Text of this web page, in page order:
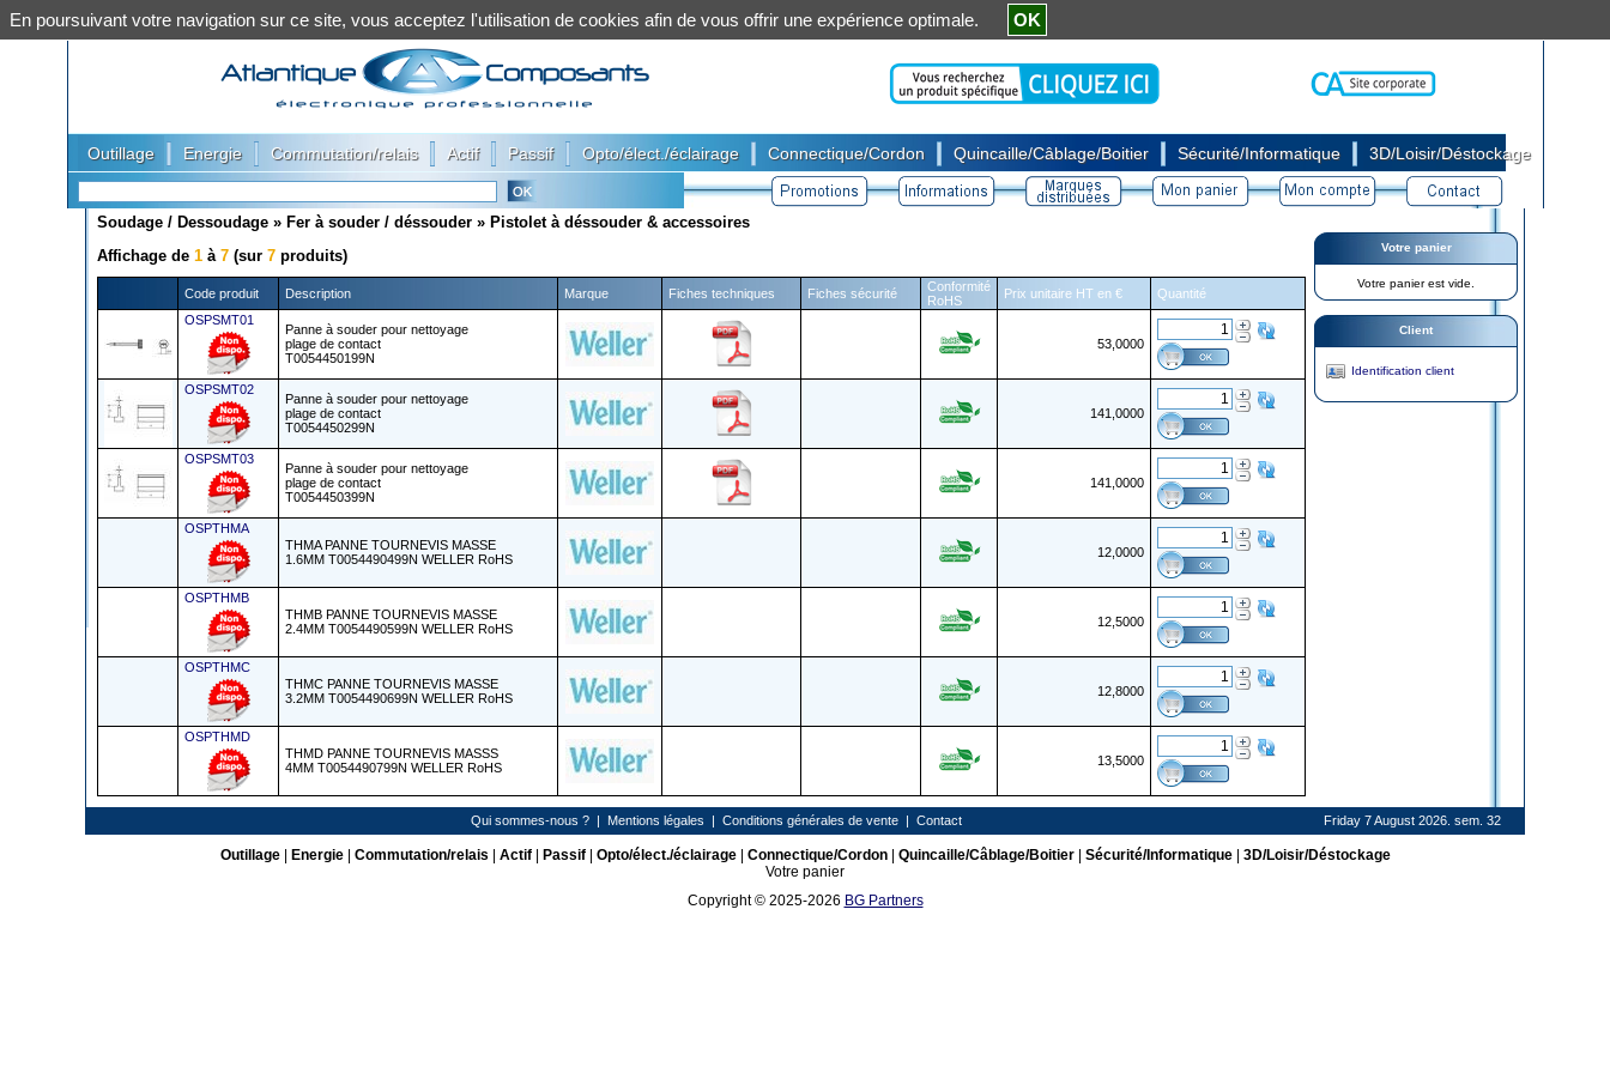
Outillage Energie Commutation/relais Actif Passif Opto/élect./éclairage Connectique/Cordon Quincaille/Câblage/Boitier Sécurité/Informatique 3D/Loisir/Déstockage
Soudage / Dessoudage » Fer à souder / déssouder » Pistolet à déssouder & accessoires
Affichage de 1 à 7 (sur 7 produits)
Code produit Description Marque Fiches techniques Fiches sécurité
Conformité
RoHS
Prix unitaire HT en €
Quantité
OSPSMT01
Panne à souder pour nettoyage
plage de contact
T0054450199N
53,0000
OSPSMT02
Panne à souder pour nettoyage
plage de contact
T0054450299N
141,0000
OSPSMT03
Panne à souder pour nettoyage
plage de contact
T0054450399N
141,0000
OSPTHMA
THMA PANNE TOURNEVIS MASSE
1.6MM T0054490499N WELLER RoHS
12,0000
OSPTHMB
THMB PANNE TOURNEVIS MASSE
2.4MM T0054490599N WELLER RoHS
12,5000
OSPTHMC
THMC PANNE TOURNEVIS MASSE
3.2MM T0054490699N WELLER RoHS
12,8000
OSPTHMD
THMD PANNE TOURNEVIS MASSS
4MM T0054490799N WELLER RoHS
13,5000
Votre panier
Votre panier est vide.
Client
Identification client
Qui sommes-nous ? | Mentions légales | Conditions générales de vente | Contact Friday 7 August 2026. sem. 32
Outillage| Energie| Commutation/relais Actif| Passif| Opto/élect./éclairage| Connectique/Cordon| Quincaille/Câblage/Boitier| Sécurité/Informatique| 3D/Loisir/Déstockage
Votre panier
Copyright © 2025-2026 BG Partners
En poursuivant votre navigation sur ce site, vous acceptez l'utilisation de cookies afin de vous offrir une expérience optimale. OK